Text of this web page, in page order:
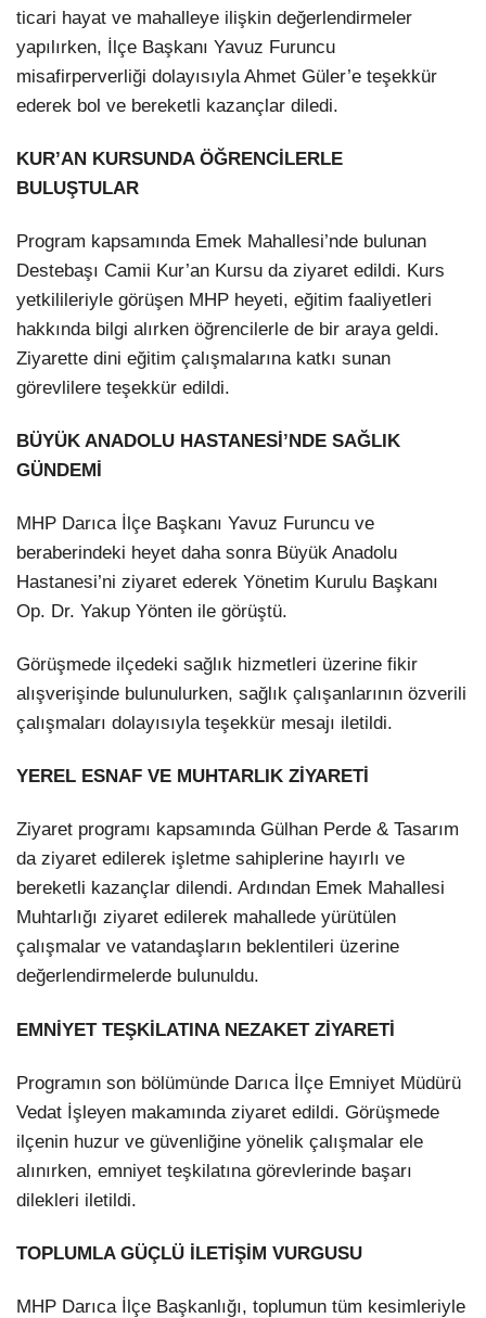
ticari hayat ve mahalleye ilişkin değerlendirmeler
yapılırken, İlçe Başkanı Yavuz Furuncu
misafirperverliği dolayısıyla Ahmet Güler’e teşekkür
ederek bol ve bereketli kazançlar diledi.
KUR’AN KURSUNDA ÖĞRENCİLERLE
BULUŞTULAR
Program kapsamında Emek Mahallesi’nde bulunan
Destebaşı Camii Kur’an Kursu da ziyaret edildi. Kurs
yetkilileriyle görüşen MHP heyeti, eğitim faaliyetleri
hakkında bilgi alırken öğrencilerle de bir araya geldi.
Ziyarette dini eğitim çalışmalarına katkı sunan
görevlilere teşekkür edildi.
BÜYÜK ANADOLU HASTANESİ’NDE SAĞLIK
GÜNDEMİ
MHP Darıca İlçe Başkanı Yavuz Furuncu ve
beraberindeki heyet daha sonra Büyük Anadolu
Hastanesi’ni ziyaret ederek Yönetim Kurulu Başkanı
Op. Dr. Yakup Yönten ile görüştü.
Görüşmede ilçedeki sağlık hizmetleri üzerine fikir
alışverişinde bulunulurken, sağlık çalışanlarının özverili
çalışmaları dolayısıyla teşekkür mesajı iletildi.
YEREL ESNAF VE MUHTARLIK ZİYARETİ
Ziyaret programı kapsamında Gülhan Perde & Tasarım
da ziyaret edilerek işletme sahiplerine hayırlı ve
bereketli kazançlar dilendi. Ardından Emek Mahallesi
Muhtarlığı ziyaret edilerek mahallede yürütülen
çalışmalar ve vatandaşların beklentileri üzerine
değerlendirmelerde bulunuldu.
EMNİYET TEŞKİLATINA NEZAKET ZİYARETİ
Programın son bölümünde Darıca İlçe Emniyet Müdürü
Vedat İşleyen makamında ziyaret edildi. Görüşmede
ilçenin huzur ve güvenliğine yönelik çalışmalar ele
alınırken, emniyet teşkilatına görevlerinde başarı
dilekleri iletildi.
TOPLUMLA GÜÇLÜ İLETİŞİM VURGUSU
MHP Darıca İlçe Başkanlığı, toplumun tüm kesimleriyle